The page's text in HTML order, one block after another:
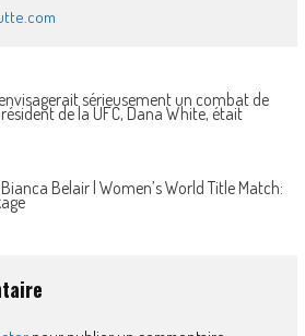
sérieusement un combat de
de la UFC, Dana White, était
Bianca Belair | Women’s World Title Match: